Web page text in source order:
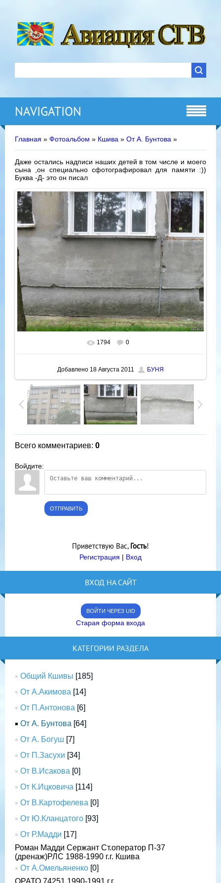
NAVIGATION
Главная » Фотоальбом » Кшива » От А. Бунтова »
Даже остались надписи наших детей в том числе и моего
сына ,он специально сфотографировал для памяти :))
Буква -Д- это он писал
В реальном размере 800x600
1794 0
Добавлено 18 Августа 2011 БУНЯ
Всего комментариев: 0
Войдите:
ОТПРАВИТЬ
Приветствую Вас, Гость!
Регистрация | Вход
ВХОД НА САЙТ
ВОЙТИ ЧЕРЕЗ UID
Старая форма входа
КАТЕГОРИИ РАЗДЕЛА
Общий Кшивы [185]
От А.Акимова [14]
От П.Антонова [6]
От А. Бунтова [64]
От А. Богуш [7]
От П.Засухи [34]
От В.Исакова [0]
От К.Ицковича [114]
От В.Картофелева [0]
От Ю.Кланцатого [93]
От Р.Мадди [17]
Роман Мадди Сержант Ст.оператор П-37
(дренаж)РЛС 1988-1990 г.г. Кшива
От А.Омельяненко [0]
ОРАТО 74251 1990-1991 г.г.